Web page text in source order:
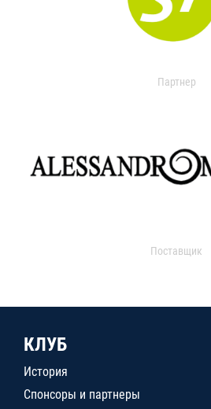
Партнер
Поставщик
КЛУБ
История
Спонсоры и партнеры